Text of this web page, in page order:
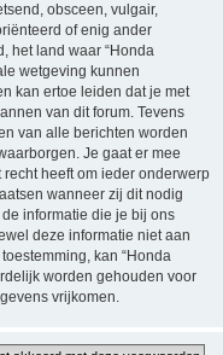
obsceen, vulgair,
of enig ander
het land waar “Honda
wetgeving kunnen
kan ertoe leiden dat je met
van dit forum. Tevens
van alle berichten worden
Je gaat er mee
heeft om ieder onderwerp
wanneer zij dit nodig
informatie die je bij ons
deze informatie niet aan
kan “Honda
worden gehouden voor
vrijkomen.